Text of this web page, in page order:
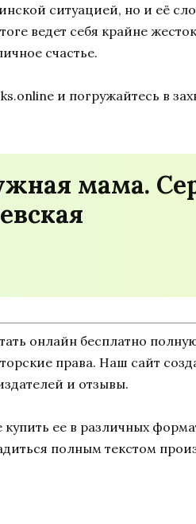
ситуацией, но и её
ведет себя крайне
счастье.
и погружайтесь в
мама.
онлайн бесплатно
права. Наш сайт
и отзывы.
ее в различных
полным текстом